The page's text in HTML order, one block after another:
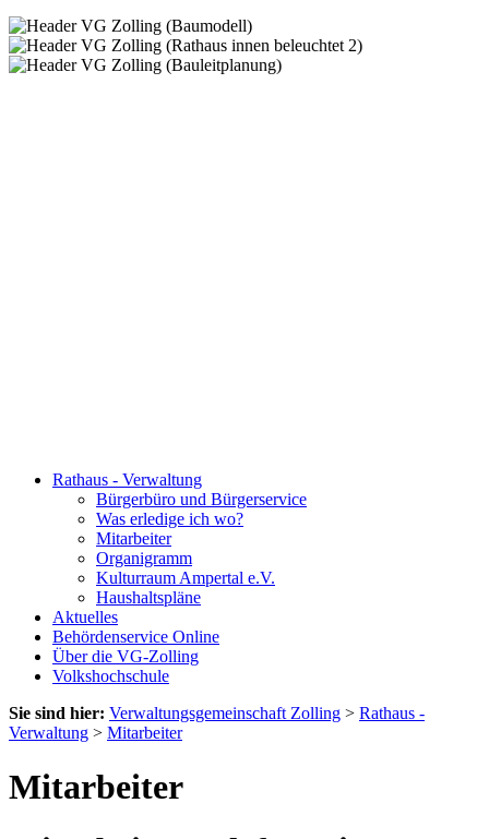
Rathaus - Verwaltung
Bürgerbüro und Bürgerservice
Was erledige ich wo?
Mitarbeiter
Organigramm
Kulturraum Ampertal e.V.
Haushaltspläne
Aktuelles
Behördenservice Online
Über die VG-Zolling
Volkshochschule
Sie sind hier: Verwaltungsgemeinschaft Zolling > Rathaus -
Verwaltung > Mitarbeiter
Mitarbeiter